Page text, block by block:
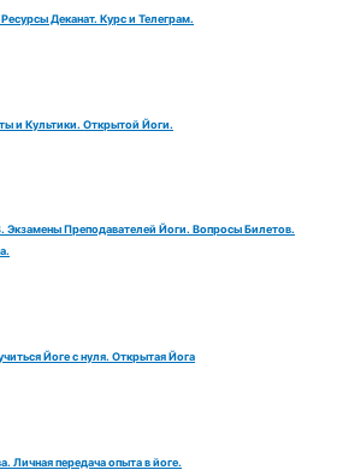
Деканат. Курс и Телеграм.
и Культики. Открытой Йоги.
Преподавателей Йоги. Вопросы Билетов.
Йоге с нуля. Открытая Йога
Личная передача опыта в йоге.